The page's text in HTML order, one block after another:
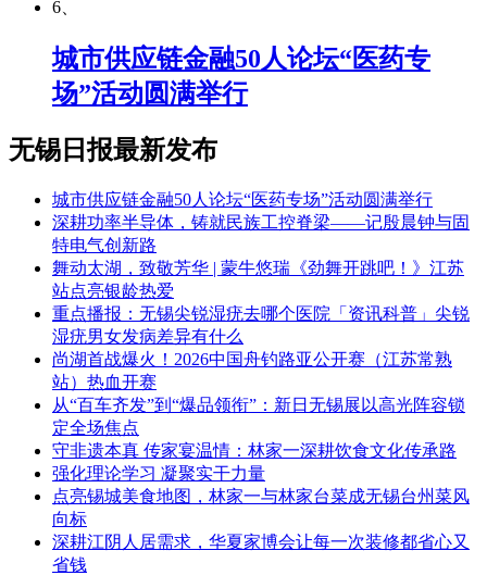
6、
城市供应链金融50人论坛“医药专
场”活动圆满举行
无锡日报最新发布
城市供应链金融50人论坛“医药专场”活动圆满举行
深耕功率半导体，铸就民族工控脊梁——记殷晨钟与固
特电气创新路
舞动太湖，致敬芳华 | 蒙牛悠瑞《劲舞开跳吧！》江苏
站点亮银龄热爱
重点播报：无锡尖锐湿疣去哪个医院「资讯科普」尖锐
湿疣男女发病差异有什么
尚湖首战爆火！2026中国舟钓路亚公开赛（江苏常熟
站）热血开赛
从“百车齐发”到“爆品领衔”：新日无锡展以高光阵容锁
定全场焦点
守非遗本真 传家宴温情：林家一深耕饮食文化传承路
强化理论学习 凝聚实干力量​
点亮锡城美食地图，林家一与林家台菜成无锡台州菜风
向标
深耕江阴人居需求，华夏家博会让每一次装修都省心又
省钱